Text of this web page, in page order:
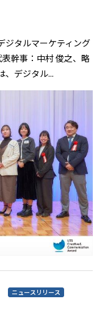
ジタルマーケティング
幹事：中村 俊之、略
デジタル...
ニュースリリース